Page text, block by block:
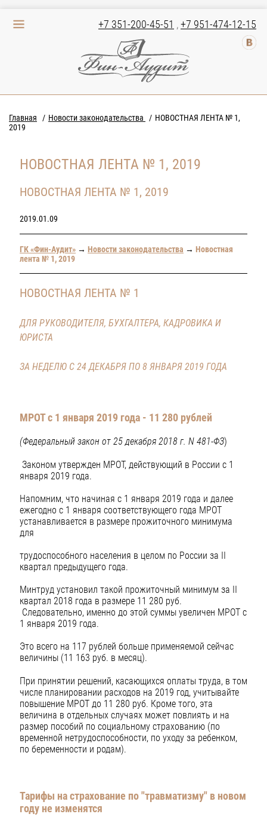
+7 351-200-45-51 ,+7 951-474-12-15
Главная Новости законодательства
НОВОСТНАЯ ЛЕНТА № 1,
2019
НОВОСТНАЯ ЛЕНТА № 1, 2019
НОВОСТНАЯ ЛЕНТА № 1, 2019
2019.01.09
ГК «Фин-Аудит» → Новости законодательства → Новостная
лента № 1, 2019
НОВОСТНАЯ ЛЕНТА № 1
ДЛЯ РУКОВОДИТЕЛЯ, БУХГАЛТЕРА, КАДРОВИКА И
ЮРИСТА
ЗА НЕДЕЛЮ С 24 ДЕКАБРЯ ПО 8 ЯНВАРЯ 2019 ГОДА
МРОТ с 1 января 2019 года - 11 280 рублей
(Федеральный закон от 25 декабря 2018 г. N 481-ФЗ)
Законом утвержден МРОТ, действующий в России с 1
января 2019 года.
Напомним, что начиная с 1 января 2019 года и далее
ежегодно с 1 января соответствующего года МРОТ
устанавливается в размере прожиточного минимума
для
трудоспособного населения в целом по России за II
квартал предыдущего года.
Минтруд установил такой прожиточный минимум за II
квартал 2018 года в размере 11 280 руб.
Следовательно, именно до этой суммы увеличен МРОТ с
1 января 2019 года.
Это всего на 117 рублей больше применяемой сейчас
величины (11 163 руб. в месяц).
При принятии решений, касающихся оплаты труда, в том
числе планировании расходов на 2019 год, учитывайте
повышение МРОТ до 11 280 руб. Кроме того, эта
величина в отдельных случаях может повлиять и на
размер пособий по социальному страхованию (по
временной нетрудоспособности, по уходу за ребенком,
по беременности и родам).
Тарифы на страхование по "травматизму" в новом
году не изменятся